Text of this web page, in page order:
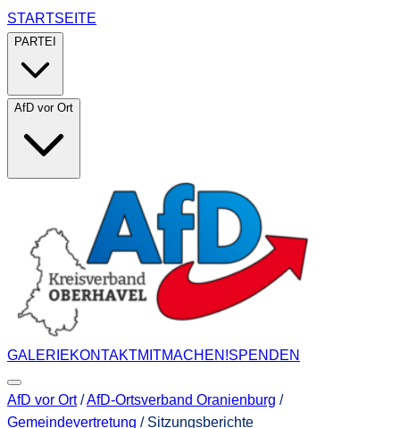
STARTSEITE
PARTEI
AfD vor Ort
GALERIEKONTAKTMITMACHEN!SPENDEN
AfD vor Ort/AfD-Ortsverband Oranienburg /
Gemeindevertretung / Sitzungsberichte